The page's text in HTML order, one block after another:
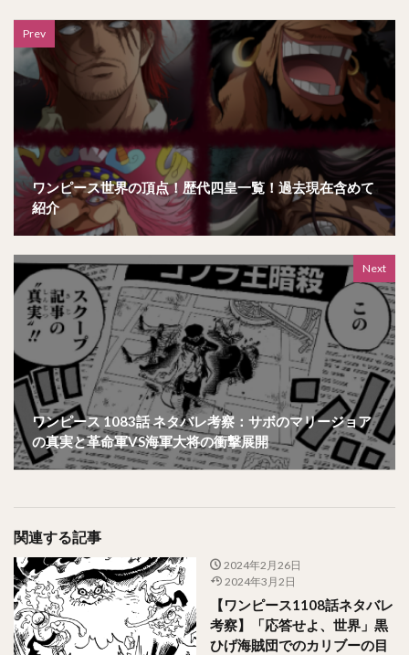
Prev
ワンピース世界の頂点！歴代四皇一覧！過去現在含めて
紹介
Next
ワンピース 1083話 ネタバレ考察：サボのマリージョア
の真実と革命軍VS海軍大将の衝撃展開
関連する記事
2024年2月26日
2024年3月2日
【ワンピース1108話ネタバレ
考察】「応答せよ、世界」黒
ひげ海賊団でのカリブーの目